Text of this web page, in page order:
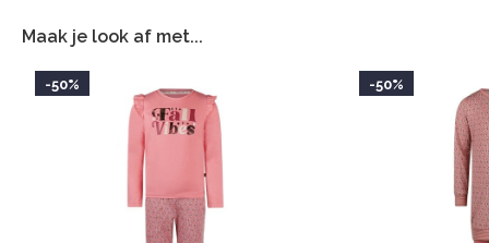
Maak je look af met...
-50% -50%